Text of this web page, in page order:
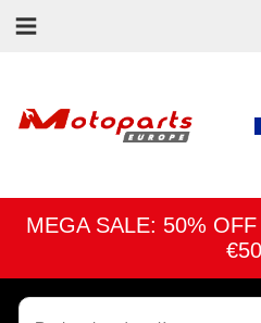
MEGA SALE: 50%
€50